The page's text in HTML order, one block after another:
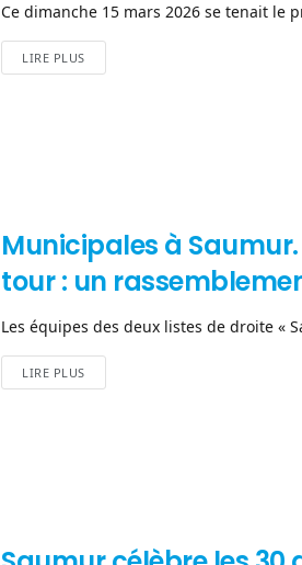
Ce dimanche 15 mars 2026 se tenait le
LIRE PLUS
Municipales à
tour : un
Les équipes des deux listes de droite «
LIRE PLUS